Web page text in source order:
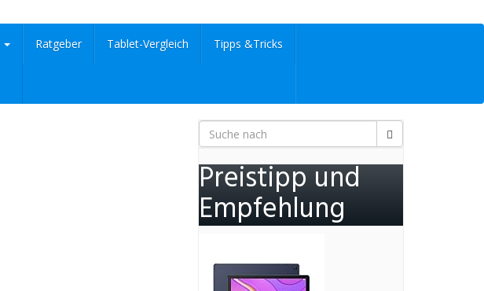
Ratgeber Tablet-Vergleich Tipps &Tricks
Preistipp und
Empfehlung